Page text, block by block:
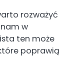
rozważyć
w
ten może
poprawią